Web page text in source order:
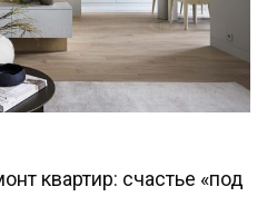
квартир: счастье «под